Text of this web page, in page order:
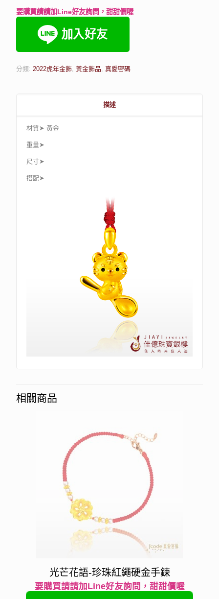
要購買請請加Line好友詢問，甜甜價喔
分類: 2022虎年金飾, 黃金飾品, 真愛密碼
描述
材質➤ 黃金
重量➤
尺寸➤
搭配➤
相關商品
光芒花語-珍珠紅繩硬金手鍊
要購買請請加Line好友詢問，甜甜價喔